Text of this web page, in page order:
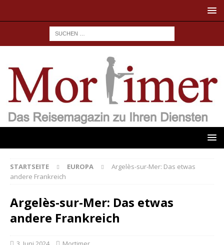
STARTSEITE EUROPA
Argelès-sur-Mer: Das etwas
andere Frankreich
Argelès-sur-Mer: Das etwas
andere Frankreich